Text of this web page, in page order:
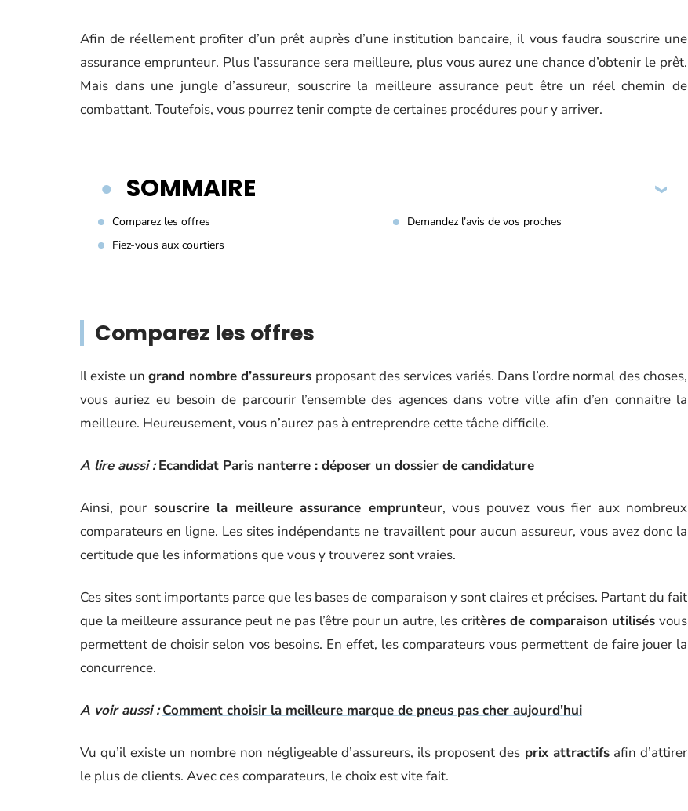
Afin de réellement profiter d’un prêt auprès d’une institution bancaire, il vous faudra souscrire une
assurance emprunteur. Plus l’assurance sera meilleure, plus vous aurez une chance d’obtenir le prêt.
Mais dans une jungle d’assureur, souscrire la meilleure assurance peut être un réel chemin de
combattant. Toutefois, vous pourrez tenir compte de certaines procédures pour y arriver.
SOMMAIRE
Comparez les offres
Demandez l’avis de vos proches
Fiez-vous aux courtiers
Comparez les offres
Il existe ungrand nombre d’assureurs proposant des services variés. Dans l’ordre normal des choses,
vous auriez eu besoin de parcourir l’ensemble des agences dans votre ville afin d’en connaitre la
meilleure. Heureusement, vous n’aurez pas à entreprendre cette tâche difficile.
A lire aussi : Ecandidat Paris nanterre : déposer un dossier de candidature
Ainsi, pour souscrire la meilleure assurance emprunteur, vous pouvez vous fier aux nombreux
comparateurs en ligne. Les sites indépendants ne travaillent pour aucun assureur, vous avez donc la
certitude que les informations que vous y trouverez sont vraies.
Ces sites sont importants parce que les bases de comparaison y sont claires et précises. Partant du fait
que la meilleure assurance peut ne pas l’être pour un autre, les critères de comparaison utilisés vous
permettent de choisir selon vos besoins. En effet, les comparateurs vous permettent de faire jouer la
concurrence.
A voir aussi : Comment choisir la meilleure marque de pneus pas cher aujourd'hui
Vu qu’il existe un nombre non négligeable d’assureurs, ils proposent des prix attractifsafin d’attirer
le plus de clients. Avec ces comparateurs, le choix est vite fait.